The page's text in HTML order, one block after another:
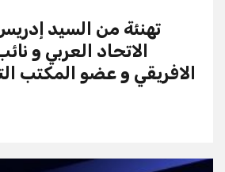
تهنئة من السيد
الاتحاد العربي و
الافريقي و عضو المكتب